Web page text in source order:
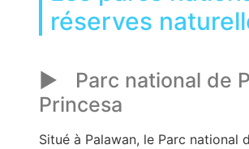
réserves
Parc national de
Princesa
Situé à Palawan, le Parc national